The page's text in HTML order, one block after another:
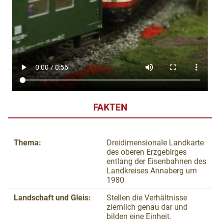
FAKTEN
Thema:
Dreidimensionale Landkarte
des oberen Erzgebirges
entlang der Eisenbahnen des
Landkreises Annaberg um
1980
Landschaft und Gleis:
Stellen die Verhältnisse
ziemlich genau dar und
bilden eine Einheit.